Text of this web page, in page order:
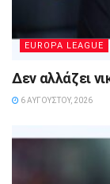
EUROPA LEAGUE
Δεν αλλάζει
6 ΑΥΓΟΎΣΤΟΥ, 2026